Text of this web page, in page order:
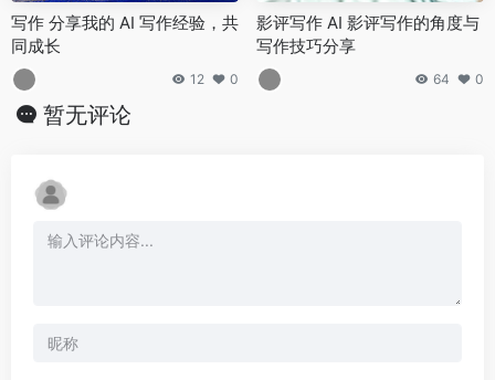
写作 分享我的 AI 写作经验，共
同成长
12 0
影评写作 AI 影评写作的角度与
写作技巧分享
64 0
暂无评论